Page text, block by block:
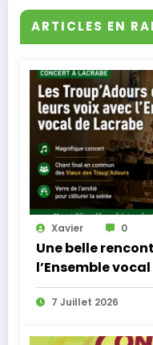
ARTICLES EN
Xavier 0
Une belle
l’Ensemble
7 Juillet 2026